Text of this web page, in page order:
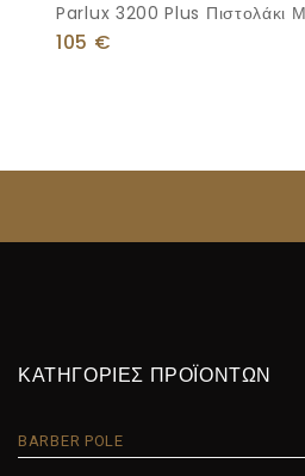
Parlux 3200 Plus Πιστολάκι
1900W
105 €
ΚΑΤΗΓΟΡΙΕΣ ΠΡΟΪΟΝΤΩΝ
BARBER POLE